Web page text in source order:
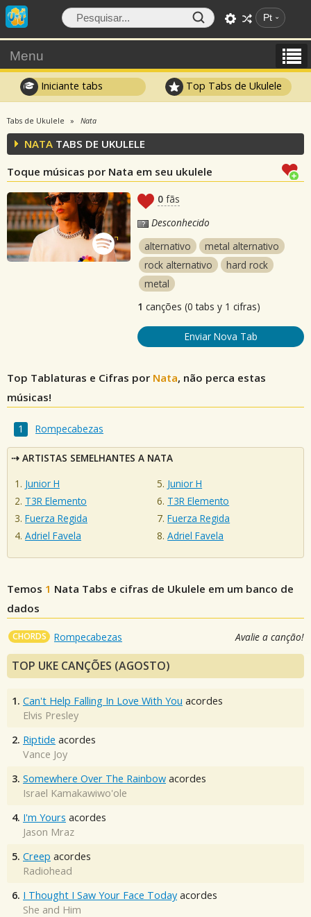
Pt
Menu
Iniciante tabs Top Tabs de Ukulele
Tabs de Ukulele Nata
NATA TABS DE UKULELE
Toque músicas por Nata em seu ukulele
0 fãs
Desconhecido
alternativo
metal alternativo
rock alternativo
hard rock
metal
1 canções (0 tabs y 1 cifras)
Enviar Nova Tab
Top Tablaturas e Cifras por Nata, não perca estas
músicas!
Rompecabezas
ARTISTAS SEMELHANTES A NATA
Junior H
T3R Elemento
Fuerza Regida
Adriel Favela
Junior H
T3R Elemento
Fuerza Regida
Adriel Favela
Temos 1 Nata Tabs e cifras de Ukulele em um banco de
dados
CHORDS Rompecabezas Avalie a canção!
TOP UKE CANÇÕES (AGOSTO)
1. Can't Help Falling In Love With You acordes
Elvis Presley
2. Riptide acordes
Vance Joy
3. Somewhere Over The Rainbow acordes
Israel Kamakawiwo'ole
4. I'm Yours acordes
Jason Mraz
5. Creep acordes
Radiohead
6. I Thought I Saw Your Face Today acordes
She and Him